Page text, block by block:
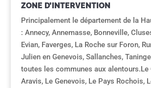
ZONE D’INTERVENTION
Principalement le département de la
: Annecy, Annemasse, Bonneville,
Evian, Faverges, La Roche sur Foron,
Julien en Genevois, Sallanches,
toutes les communes aux alentours.Le
Aravis, Le Genevois, Le Pays Rochois,